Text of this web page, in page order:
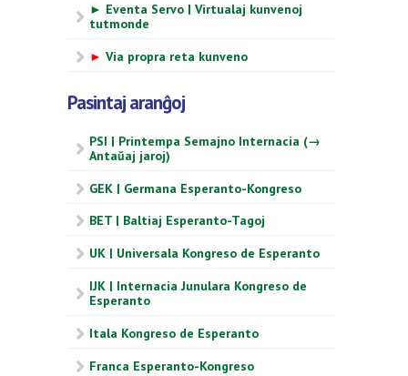
► Eventa Servo | Virtualaj kunvenoj
tutmonde
► Via propra reta kunveno
Pasintaj aranĝoj
PSI | Printempa Semajno Internacia (→
Antaŭaj jaroj)
GEK | Germana Esperanto-Kongreso
BET | Baltiaj Esperanto-Tagoj
UK | Universala Kongreso de Esperanto
IJK | Internacia Junulara Kongreso de
Esperanto
Itala Kongreso de Esperanto
Franca Esperanto-Kongreso